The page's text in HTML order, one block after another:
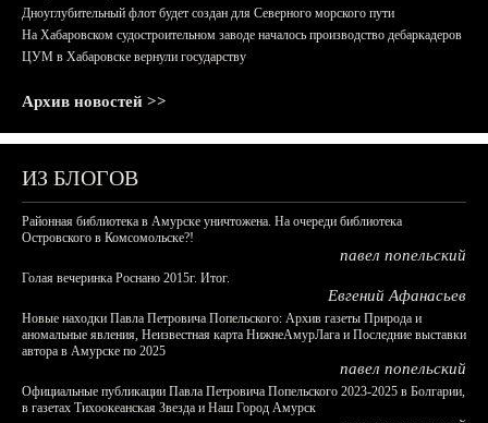
Дноуглубительный флот будет создан для Северного морского пути
На Хабаровском судостроительном заводе началось производство дебаркадеров
ЦУМ в Хабаровске вернули государству
Архив новостей >>
ИЗ БЛОГОВ
Районная библиотека в Амурске уничтожена. На очереди библиотека
Островского в Комсомольске?!
павел попельский
Голая вечеринка Роснано 2015г. Итог.
Евгений Афанасьев
Новые находки Павла Петровича Попельского: Архив газеты Природа и
аномальные явления, Неизвестная карта НижнеАмурЛага и Последние выставки
автора в Амурске по 2025
павел попельский
Официальные публикации Павла Петровича Попельского 2023-2025 в Болгарии,
в газетах Тихоокеанская Звезда и Наш Город Амурск